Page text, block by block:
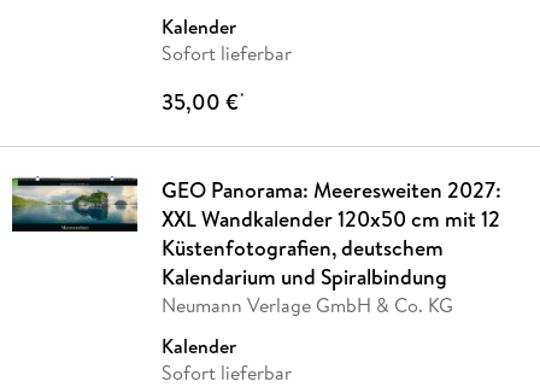
Kalender
Sofort lieferbar
35,00 €*
GEO Panorama: Meeresweiten 2027:
XXL Wandkalender 120x50 cm mit 12
Küstenfotografien, deutschem
Kalendarium und Spiralbindung
Neumann Verlage GmbH & Co. KG
Kalender
Sofort lieferbar